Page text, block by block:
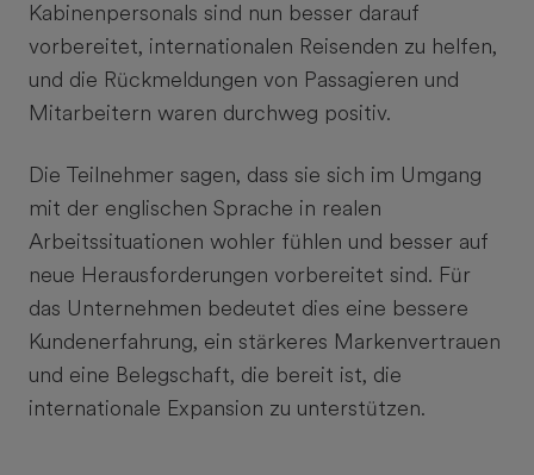
Kabinenpersonals sind nun besser darauf
vorbereitet, internationalen Reisenden zu helfen,
und die Rückmeldungen von Passagieren und
Mitarbeitern waren durchweg positiv.
Die Teilnehmer sagen, dass sie sich im Umgang
mit der englischen Sprache in realen
Arbeitssituationen wohler fühlen und besser auf
neue Herausforderungen vorbereitet sind. Für
das Unternehmen bedeutet dies eine bessere
Kundenerfahrung, ein stärkeres Markenvertrauen
und eine Belegschaft, die bereit ist, die
internationale Expansion zu unterstützen.